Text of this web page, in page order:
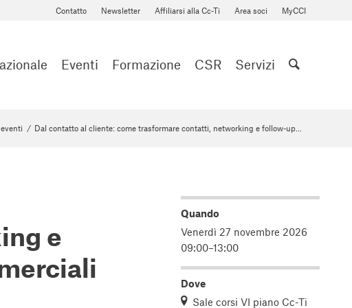
Contatto Newsletter Affiliarsi alla Cc-Ti Area soci MyCCI
Eventi Formazione CSR Servizi
/ Dal contatto al cliente: come trasformare contatti, networking e follow-up...
e
Quando
Venerdì 27 novembre 2026
09:00–13:00
Dove
Sale corsi VI piano Cc-Ti